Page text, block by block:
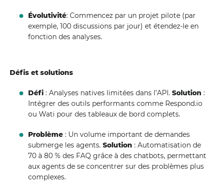
Évolutivité: Commencez par un projet pilote (par
exemple, 100 discussions par jour) et étendez-le en
fonction des analyses.
Défis et solutions
Défi : Analyses natives limitées dans l’API.Solution :
Intégrer des outils performants comme Respond.io
ou Wati pour des tableaux de bord complets.
Problème : Un volume important de demandes
submerge les agents.Solution : Automatisation de
70 à 80 % des FAQ grâce à des chatbots, permettant
aux agents de se concentrer sur des problèmes plus
complexes.